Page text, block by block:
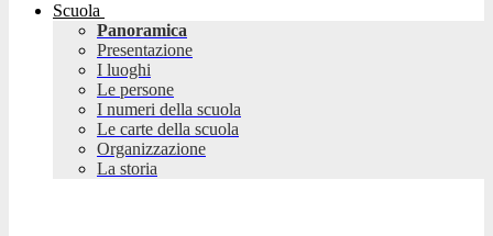
Scuola
Panoramica
Presentazione
I luoghi
Le persone
I numeri della scuola
Le carte della scuola
Organizzazione
La storia